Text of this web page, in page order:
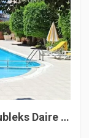
Daire |